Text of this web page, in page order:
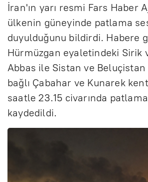
İran'ın yarı resmi Fars Haber
ülkenin güneyinde patlama
duyulduğunu bildirdi. Habere
Hürmüzgan eyaletindeki Sirik
Abbas ile Sistan ve
bağlı Çabahar ve Kunarek
saatle 23.15 civarında
kaydedildi.